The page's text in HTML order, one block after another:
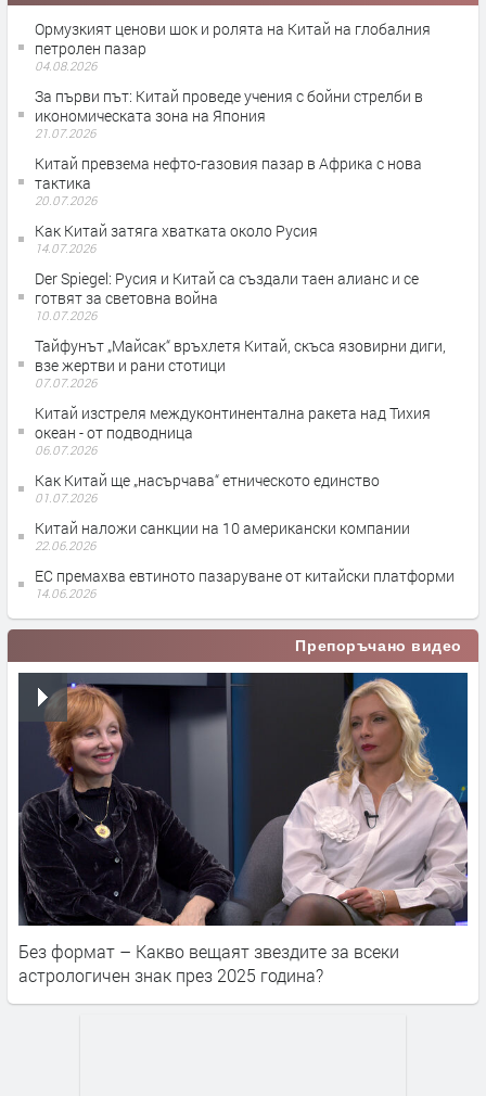
Ормузкият ценови шок и ролята на Китай на глобалния
петролен пазар
04.08.2026
За първи път: Китай проведе учения с бойни стрелби в
икономическата зона на Япония
21.07.2026
Китай превзема нефто-газовия пазар в Африка с нова
тактика
20.07.2026
Как Китай затяга хватката около Русия
14.07.2026
Der Spiegel: Русия и Китай са създали таен алианс и се
готвят за световна война
10.07.2026
Тайфунът „Майсак“ връхлетя Китай, скъса язовирни диги,
взе жертви и рани стотици
07.07.2026
Китай изстреля междуконтинентална ракета над Тихия
океан - от подводница
06.07.2026
Как Китай ще „насърчава“ етническото единство
01.07.2026
Китай наложи санкции на 10 американски компании
22.06.2026
ЕС премахва евтиното пазаруване от китайски платформи
14.06.2026
Препоръчано видео
Без формат – Какво вещаят звездите за всеки
астрологичен знак през 2025 година?